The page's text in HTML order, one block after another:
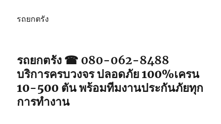
รถยกตรัง
รถยกตรัง ☎ 080-062-8488
บริการครบวงจร ปลอดภัย 100%เครน
10-500 ตัน พร้อมทีมงานประกันภัยทุก
การทำงาน